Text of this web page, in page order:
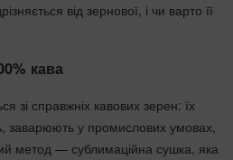
від зернової, і чи варто її
кава
зі справжніх кавових зерен: їх
у промислових умовах,
метод — сублимаційна сушка, яка